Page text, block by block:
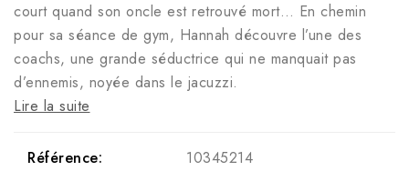
court quand son oncle est retrouvé mort… En chemin
pour sa séance de gym, Hannah découvre l’une des
coachs, une grande séductrice qui ne manquait pas
d’ennemis, noyée dans le jacuzzi.
Lire la suite
Référence:
10345214